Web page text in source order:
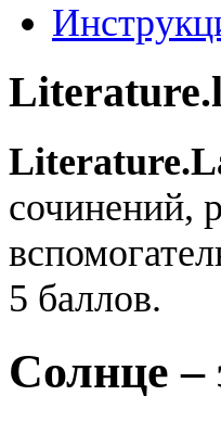
сочинений,
5 баллов.
Солнце –